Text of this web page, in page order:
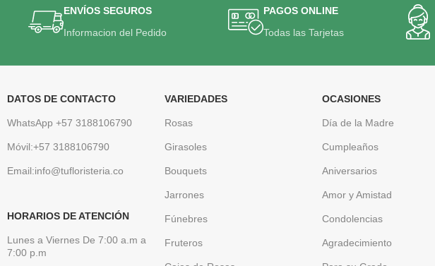
ENVÍOS SEGUROS
Informacion del Pedido
PAGOS ONLINE
Todas las Tarjetas
DATOS DE CONTACTO
WhatsApp +57 3188106790
Móvil:+57 3188106790
Email:info@tufloristeria.co
HORARIOS DE ATENCIÓN
Lunes a Viernes De 7:00 a.m a
7:00 p.m
VARIEDADES
Rosas
Girasoles
Bouquets
Jarrones
Fúnebres
Fruteros
OCASIONES
Día de la Madre
Cumpleaños
Aniversarios
Amor y Amistad
Condolencias
Agradecimiento